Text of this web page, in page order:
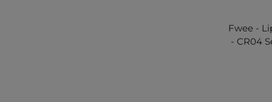
Fwee -
- CR04